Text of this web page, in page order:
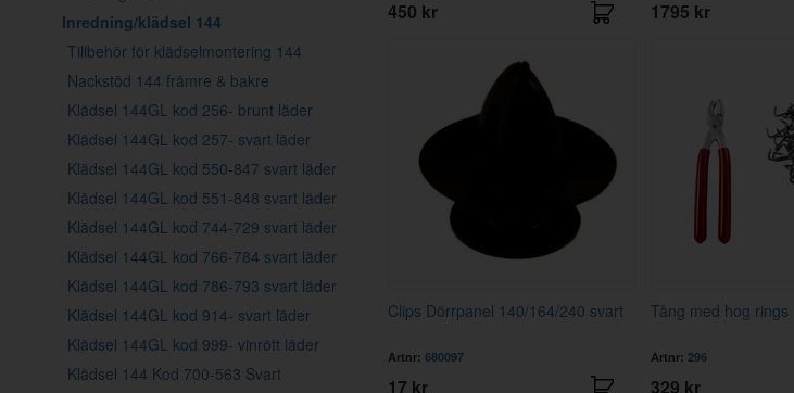
Inredning/klädsel 144
Tillbehör för klädselmontering 144
Nackstöd 144 främre & bakre
Klädsel 144GL kod 256- brunt läder
Klädsel 144GL kod 257- svart läder
Klädsel 144GL kod 550-847 svart läder
Klädsel 144GL kod 551-848 svart läder
Klädsel 144GL kod 744-729 svart läder
Klädsel 144GL kod 766-784 svart läder
Klädsel 144GL kod 786-793 svart läder
Klädsel 144GL kod 914- svart läder
Klädsel 144GL kod 999- vinrött läder
Klädsel 144 Kod 700-563 Svart
450 kr 1795 kr
Clips Dörrpanel 140/164/240 svart
Artnr: 680097
17 kr
Tång med hog rings
Artnr: 296
329 kr